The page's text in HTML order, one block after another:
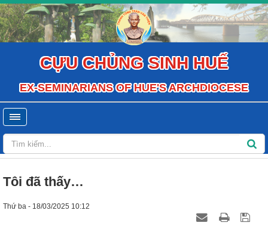
CỰU CHỦNG SINH HUẾ
EX-SEMINARIANS OF HUE'S ARCHDIOCESE
Tôi đã thấy…
Thứ ba - 18/03/2025 10:12